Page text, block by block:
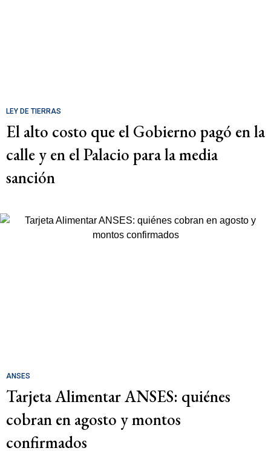
LEY DE TIERRAS
El alto costo que el Gobierno pagó en la
calle y en el Palacio para la media
sanción
ANSES
Tarjeta Alimentar ANSES: quiénes
cobran en agosto y montos
confirmados